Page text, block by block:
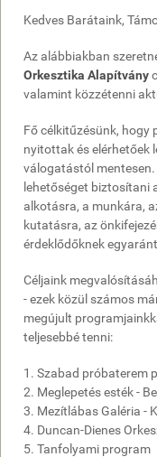
Kedves Barátaink,
Az alábbiakban
Orkesztika Alapítvány
valamint közzétenni
Fő célkitűzésünk, hogy
nyitottak és elérhetőek
válogatástól
lehetőséget biztosítani
alkotásra, a munkára,
kutatásra, az
érdeklődőknek
Céljaink
- ezek közül számos
megújult
teljesebbé tenni:
1. Szabad próbaterem
2. Meglepetés esték -
3. Mezítlábas Galéria -
4. Duncan-Dienes
5. Tanfolyami program